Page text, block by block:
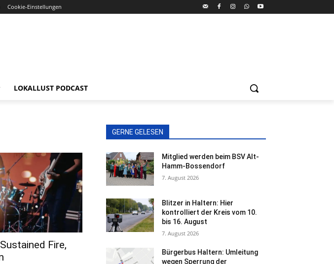
Cookie-Einstellungen
LOKALLUST PODCAST
Fire,
GERNE GELESEN
Mitglied werden beim BSV Alt-
Hamm-Bossendorf
7. August 2026
Blitzer in Haltern: Hier
kontrolliert der Kreis vom 10.
bis 16. August
7. August 2026
Bürgerbus Haltern: Umleitung
wegen Sperrung der